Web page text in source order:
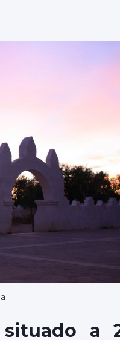
a